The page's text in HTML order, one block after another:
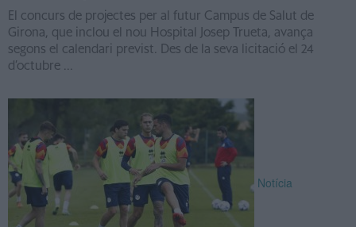
El concurs de projectes per al futur Campus de Salut de
Girona, que inclou el nou Hospital Josep Trueta, avança
segons el calendari previst. Des de la seva licitació el 24
d’octubre ...
Notícia